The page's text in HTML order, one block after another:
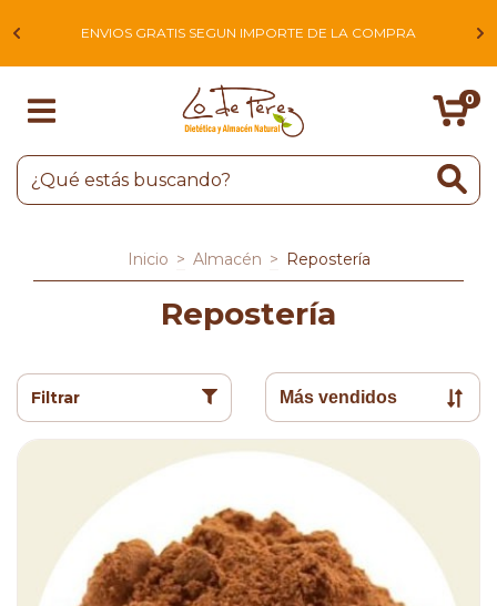
ENVIOS GRATIS SEGUN IMPORTE DE LA COMPRA
0
Inicio > Almacén > Repostería
Repostería
Filtrar